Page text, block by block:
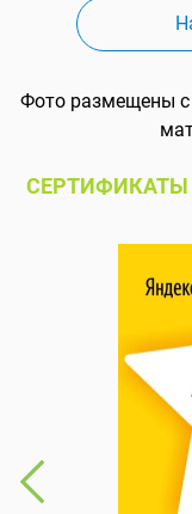
Фото размещены с
СЕРТИФИКАТЫ